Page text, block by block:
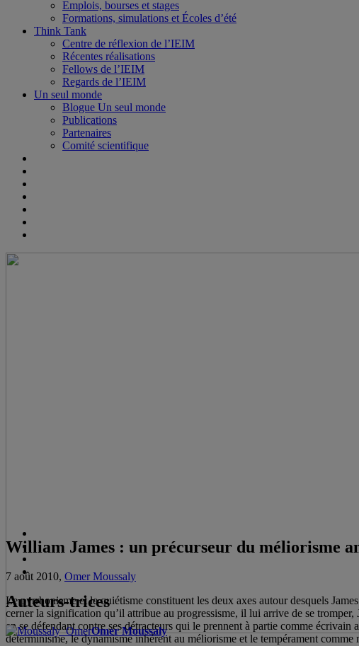
Emplois, bourses et stages
Formations, simulations et Écoles d’été
Think Tank
Centre de réflexion de l’IEIM
Récentes réalisations
Fellows de l’IEIM
Regards de l’IEIM
Un seul monde
Blogue Un seul monde
Publications
Partenaires
Comité scientifique
William James : un précurseur du méliorisme
7 août 2010, Omer Moussaly
Le pyrrhonisme et le quiétisme constituent les deux axes autour desquels
cerner la signification qu’il attribue au progressisme, il lui arrive de se
en se défendant contre ses détracteurs qui le prennent à partie comme
déterminisme, le dynamisme inhérent au méliorisme et le tempérament
Auteurs-trices
Omer Moussaly